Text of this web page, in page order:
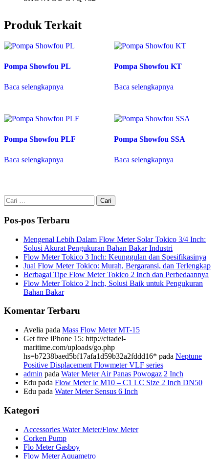
Produk Terkait
Pompa Showfou PL
Baca selengkapnya
Pompa Showfou KT
Baca selengkapnya
Pompa Showfou PLF
Baca selengkapnya
Pompa Showfou SSA
Baca selengkapnya
Cari
untuk:
Pos-pos Terbaru
Mengenal Lebih Dalam Flow Meter Solar Tokico 3/4 Inch:
Solusi Akurat Pengukuran Bahan Bakar Industri
Flow Meter Tokico 3 Inch: Keunggulan dan Spesifikasinya
Jual Flow Meter Tokico: Murah, Bergaransi, dan Terlengkap
Berbagai Tipe Flow Meter Tokico 2 Inch dan Perbedaannya
Flow Meter Tokico 2 Inch, Solusi Baik untuk Pengukuran
Bahan Bakar
Komentar Terbaru
Avelia pada Mass Flow Meter MT-15
Get free iPhone 15: http://citadel-
maritime.com/uploads/go.php
hs=b7238baed5bf17afa1d59b32a2fddd16* pada Neptune
Positive Displacement Flowmeter VLF series
admin pada Water Meter Air Panas Powogaz 2 Inch
Edu pada Flow Meter lc M10 – C1 LC Size 2 Inch DN50
Edu pada Water Meter Sensus 6 Inch
Kategori
Accessories Water Meter/Flow Meter
Corken Pump
Flo Meter Gasboy
Flow Meter Aquametro